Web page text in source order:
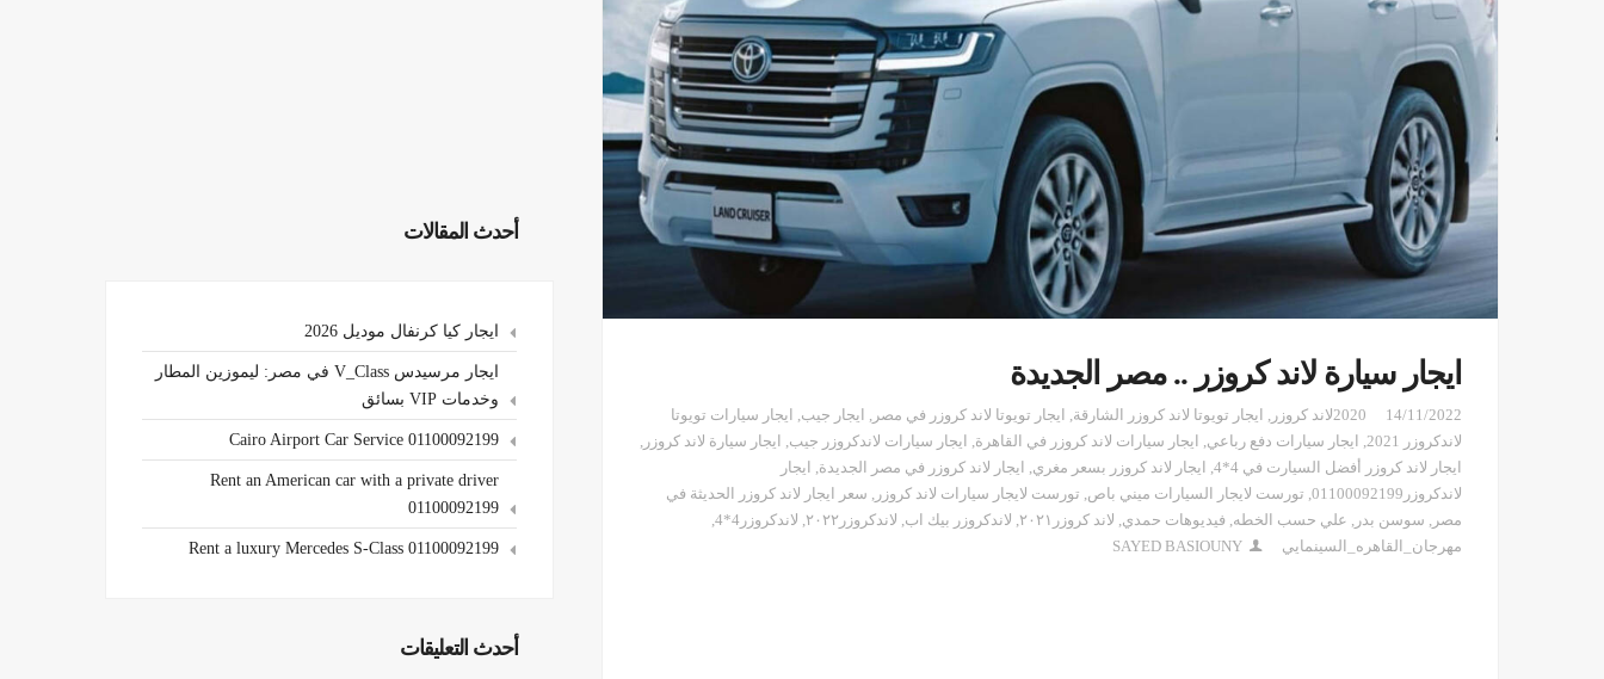
ايجار سيارة لاند كروزر .. مصر الجديدة
14/11/2022 2020لاند كروزر , ايجار تويوتا لاند كروزر الشارقة, ايجار تويوتا لاند كروزر في مصر , ايجار جيب, ايجار سيارات تويوتا
لاندكروزر 2021
, ايجار سيارات دفع رباعي, ايجار سيارات لاند كروزر في القاهرة, ايجار سيارات لاندكروزر جيب, ايجار سيارة لاند كروزر ,
ايجار لاند كروزر أفضل السيارت في 4*4
, ايجار لاند كروزر بسعر مغري, ايجار لاند كروزر في مصر الجديدة, ايجار
لاندكروزر01100092199
, تورست لايجار السيارات ميني باص, تورست لايجار سيارات لاند كروزر , سعر ايجار لاند كروزر الحديثة في
مصر , سوسن بدر , علي حسب الخطه, فيديوهات حمدي, لاند كروزر٢٠٢١ , لاندكروزر بيك اب, لاندكروزر٢٠٢٢ , لاندكروزر4*4
,
مهرجان_القاهره_السينمايي
SAYED BASIOUNY
أحدث المقالات
ايجار كيا كرنفال موديل 2026
ايجار مرسيدس V_Class في مصر: ليموزين المطار
وخدمات VIP بسائق
Cairo Airport Car Service 01100092199
Rent an American car with a private driver
01100092199
Rent a luxury Mercedes S-Class 01100092199
أحدث التعليقات